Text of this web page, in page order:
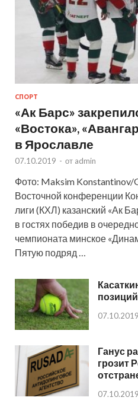
СПОРТ
«Ак Барс»
«Востока»,
в Ярославле
07.10.2019 - от admin
Фото: Maksim Konstantinov/
Восточной конференции
лиги (КХЛ) казанский «Ак
в гостях победив в
чемпионата минское
Пятую подряд …
07.10.2019
Ганус
грозит
07.10.2019